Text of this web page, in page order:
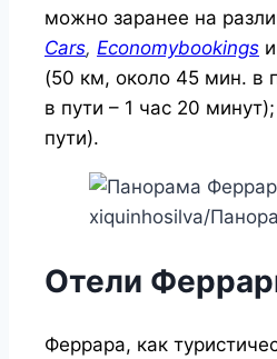
можно заранее на
Cars, Economybookings
(50 км, около 45 мин. в
в пути – 1 час 20
пути).
xiquinhosilva/
Отели
Феррара, как